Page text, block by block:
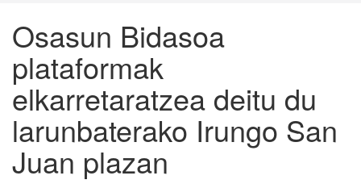
Osasun Bidasoa
plataformak
elkarretaratzea deitu du
larunbaterako Irungo San
Juan plazan